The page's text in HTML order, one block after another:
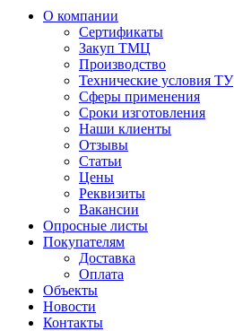
О компании
Сертификаты
Закуп ТМЦ
Производство
Технические условия ТУ
Сферы применения
Сроки изготовления
Наши клиенты
Отзывы
Статьи
Цены
Реквизиты
Вакансии
Опросные листы
Покупателям
Доставка
Оплата
Объекты
Новости
Контакты